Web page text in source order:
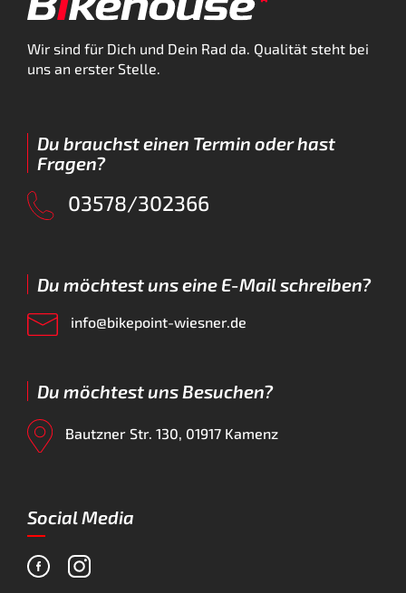
Wir sind für Dich und Dein Rad da. Qualität steht bei
uns an erster Stelle.
Du brauchst einen Termin oder hast
Fragen?
03578/302366
Du möchtest uns eine E-Mail schreiben?
info@bikepoint-wiesner.de
Du möchtest uns Besuchen?
Bautzner Str. 130, 01917 Kamenz
Social Media